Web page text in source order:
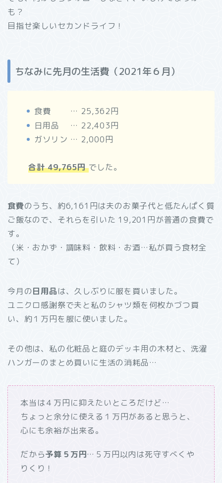
も？
目指せ楽しいセカンドライフ！
ちなみに先月の生活費（2021年６月）
食費 … 25,362円
日用品 … 22,403円
ガソリン … 2,000円
合計 49,765円でした。
食費のうち、約6,161円は夫のお菓子代と低たんぱく質
ご飯なので、それらを引いた 19,201円が普通の食費で
す。
（米・おかず・調味料・飲料・お酒…私が買う食材全
て）
今月の日用品は、久しぶりに服を買いました。
ユニクロ感謝祭で夫と私のシャツ類を何枚かづつ買
い、約１万円を服に使いました。
その他は、私の化粧品と庭のデッキ用の木材と、洗濯
ハンガーのまとめ買いに生活の消耗品…
本当は４万円に抑えたいところだけど…
ちょっと余分に使える１万円があると思うと、
心にも余裕が出来る。
だから予算５万円…５万円以内は死守すべくや
りくり！